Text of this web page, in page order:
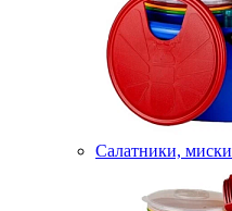
Салатники, миски